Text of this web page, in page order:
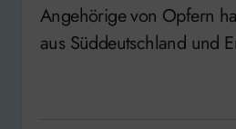
Angehörige von Opfern
aus Süddeutschland und